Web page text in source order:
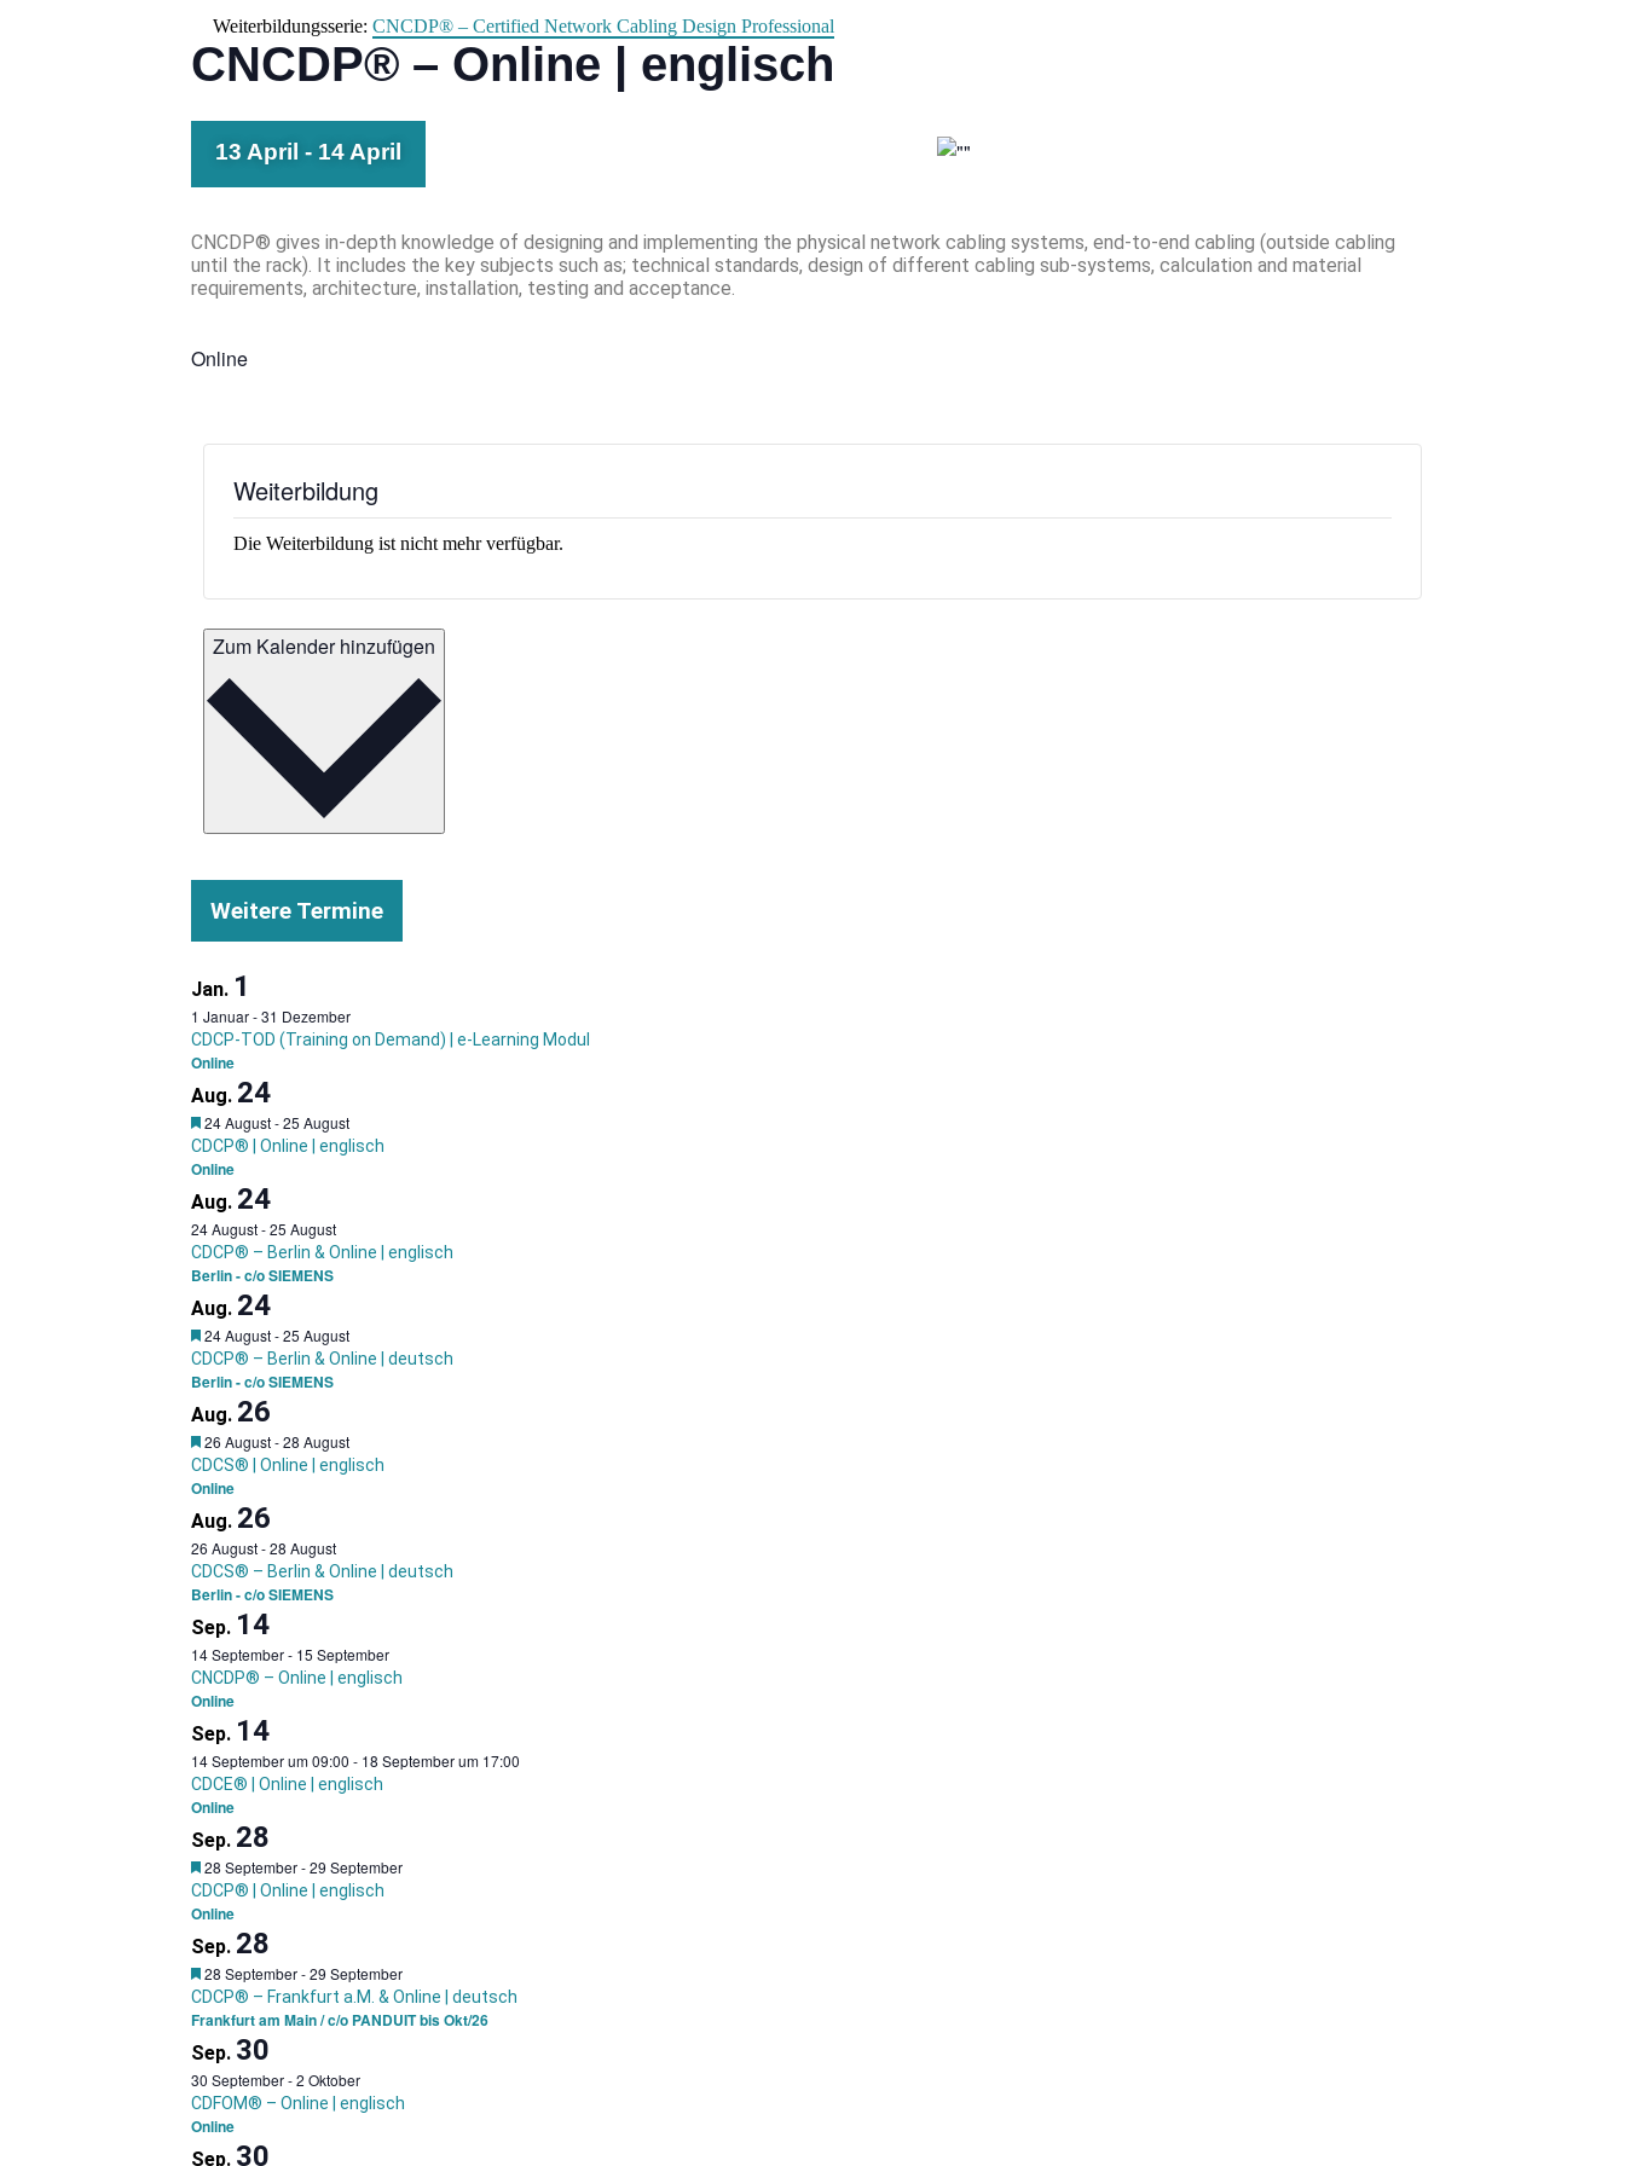
Weiterbildungsserie: CNCDP® – Certified Network Cabling Design Professional
CNCDP® – Online | englisch
13 April - 14 April
CNCDP® gives in-depth knowledge of designing and implementing the physical network cabling systems, end-to-end cabling (outside cabling
until the rack). It includes the key subjects such as; technical standards, design of different cabling sub-systems, calculation and material
requirements, architecture, installation, testing and acceptance.
Online
Weiterbildung
Die Weiterbildung ist nicht mehr verfügbar.
Weitere Termine
Jan. 1
1 Januar-31 Dezember
CDCP-TOD (Training on Demand) | e-Learning Modul
Online
Aug. 24
Garantietermin
24 August-25 August
CDCP® | Online | englisch
Online
Aug. 24
24 August-25 August
CDCP® – Berlin & Online | englisch
Berlin - c/o SIEMENS
Aug. 24
Garantietermin
24 August-25 August
CDCP® – Berlin & Online | deutsch
Berlin - c/o SIEMENS
Aug. 26
Garantietermin
26 August-28 August
CDCS® | Online | englisch
Online
Aug. 26
26 August-28 August
CDCS® – Berlin & Online | deutsch
Berlin - c/o SIEMENS
Sep. 14
14 September- 15 September
CNCDP® – Online | englisch
Online
Sep. 14
14 September um 09:00 - 18 September um 17:00
CDCE® | Online | englisch
Online
Sep. 28
Garantietermin
28 September-29 September
CDCP® | Online | englisch
Online
Sep. 28
Garantietermin
28 September-29 September
CDCP® – Frankfurt a.M. & Online | deutsch
Frankfurt am Main / c/o PANDUIT bis Okt/26
Sep. 30
30 September-2 Oktober
CDFOM® – Online | englisch
Online
Sep. 30